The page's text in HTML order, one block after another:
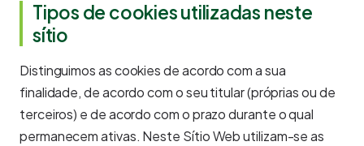
Tipos de cookies utilizadas neste
sítio
Distinguimos as cookies de acordo com a sua
finalidade, de acordo com o seu titular (próprias ou de
terceiros) e de acordo com o prazo durante o qual
permanecem ativas. Neste Sítio Web utilizam-se as